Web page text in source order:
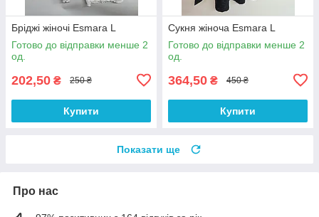
Бріджі жіночі Esmara L
Готово до відправки менше 2
од.
202,50 ₴ 250 ₴
Купити
Сукня жіноча Esmara L
Готово до відправки менше 2
од.
364,50 ₴ 450 ₴
Купити
Показати ще
Про нас